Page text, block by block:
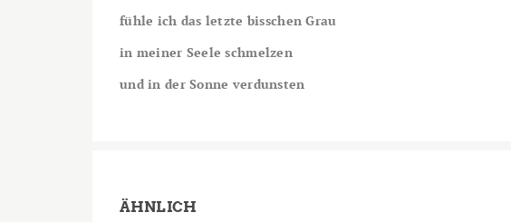
fühle ich das letzte bisschen Grau
in meiner Seele schmelzen
und in der Sonne verdunsten
ÄHNLICH